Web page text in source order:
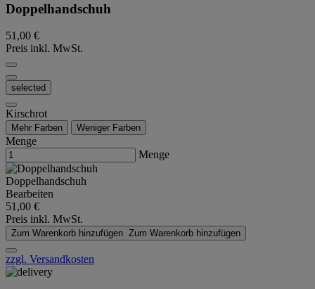
Doppelhandschuh
51,00 €
Preis inkl. MwSt.
selected
Kirschrot
Mehr Farben Weniger Farben
Menge
Menge
Doppelhandschuh
Bearbeiten
51,00 €
Preis inkl. MwSt.
Zum Warenkorb hinzufügen Zum Warenkorb hinzufügen
zzgl. Versandkosten